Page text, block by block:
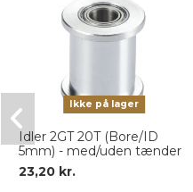
Ikke på lager
Idler 2GT 20T (Bore/ID
5mm) - med/uden tænder
23,20 kr.